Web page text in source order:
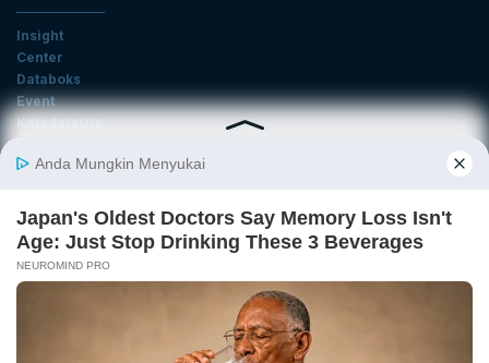
Insight
Center
Databoks
Event
KatadataOto
Email
Daftar